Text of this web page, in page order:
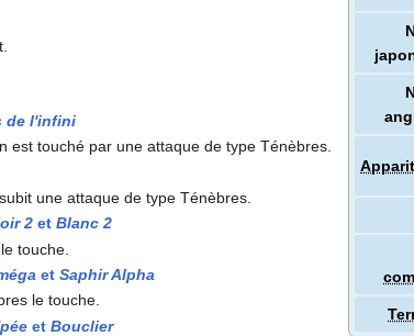
de l'infini
est touché par une attaque de type Ténèbres.
une attaque de type Ténèbres.
2 et Blanc 2
touche.
et Saphir Alpha
le touche.
et Bouclier